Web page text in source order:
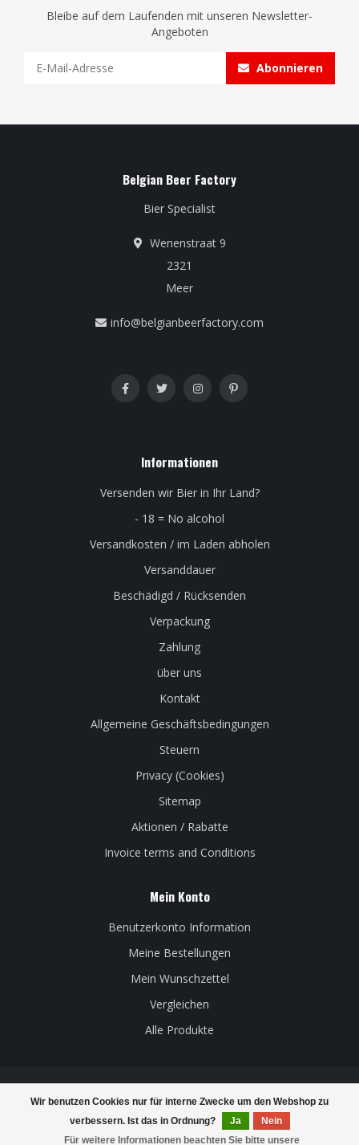
Wir benutzen Cookies nur für interne Zwecke um den Webshop zu
verbessern. Ist das in Ordnung?
Ja
Nein
Für weitere Informationen beachten Sie bitte unsere
Bleibe auf dem Laufenden mit unseren Newsletter-
Angeboten
Abonnieren
Belgian Beer Factory
Bier Specialist
Wenenstraat 9
2321
Meer
info@belgianbeerfactory.com
Informationen
Versenden wir Bier in Ihr Land?
- 18 = No alcohol
Versandkosten / im Laden abholen
Versanddauer
Beschädigd / Rücksenden
Verpackung
Zahlung
über uns
Kontakt
Allgemeine Geschäftsbedingungen
Steuern
Privacy (Cookies)
Sitemap
Aktionen / Rabatte
Invoice terms and Conditions
Mein Konto
Benutzerkonto Information
Meine Bestellungen
Mein Wunschzettel
Vergleichen
Alle Produkte
© Copyright 2026 Belgian Beer Factory - Powered byLightspeed
Theme byDyvelopment